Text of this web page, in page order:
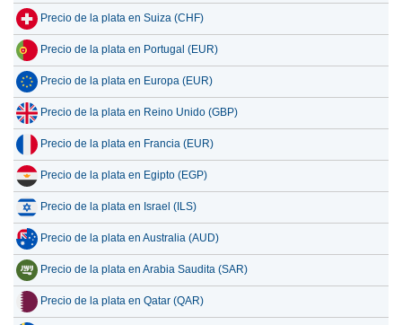
Precio de la plata en Suiza (CHF)
Precio de la plata en Portugal (EUR)
Precio de la plata en Europa (EUR)
Precio de la plata en Reino Unido (GBP)
Precio de la plata en Francia (EUR)
Precio de la plata en Egipto (EGP)
Precio de la plata en Israel (ILS)
Precio de la plata en Australia (AUD)
Precio de la plata en Arabia Saudita (SAR)
Precio de la plata en Qatar (QAR)